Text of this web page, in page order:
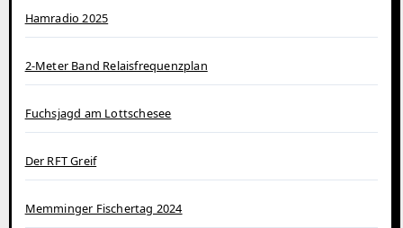
Hamradio 2025
2-Meter Band Relaisfrequenzplan
Fuchsjagd am Lottschesee
Der RFT Greif
Memminger Fischertag 2024